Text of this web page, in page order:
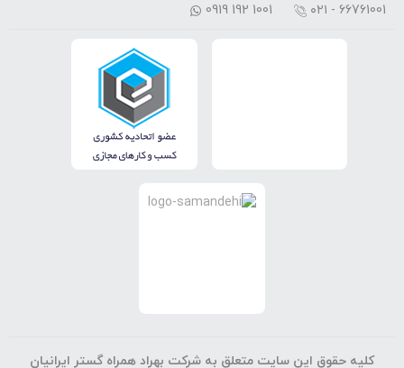
۰۲۱ - 66761001
0919 192 1001
کلیه حقوق این سایت متعلق به شرکت بهراد همراه گستر ایرانیان